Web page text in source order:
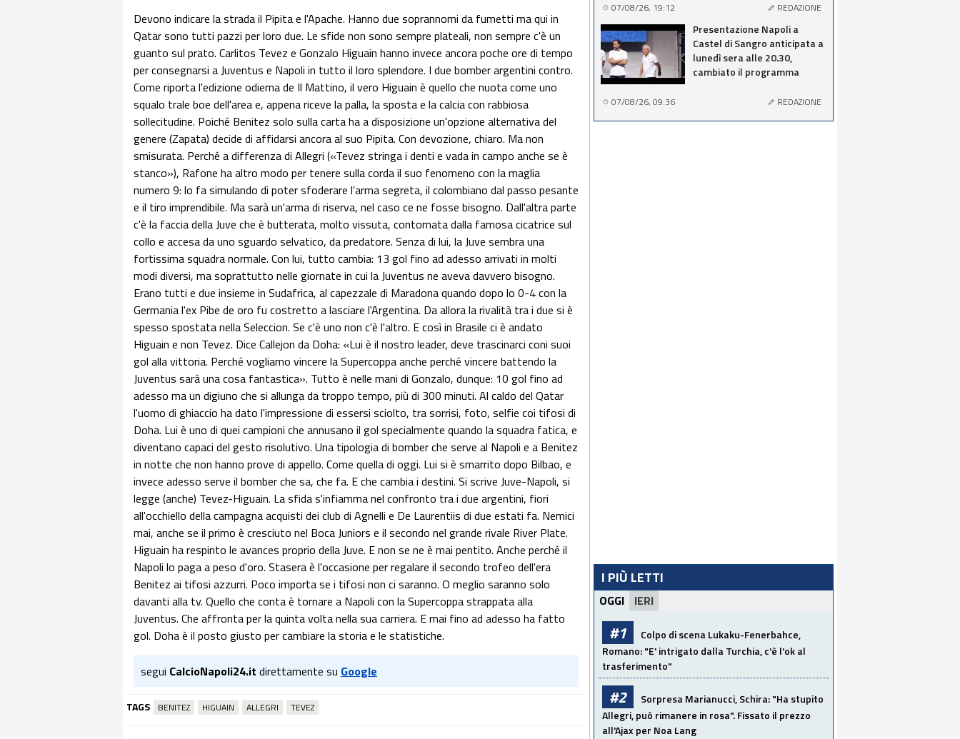
Devono indicare la strada il Pipita e l'Apache. Hanno due soprannomi da fumetti ma qui in
Qatar sono tutti pazzi per loro due. Le sfide non sono sempre plateali, non sempre c'è un
guanto sul prato. Carlitos Tevez e Gonzalo Higuain hanno invece ancora poche ore di tempo
per consegnarsi a Juventus e Napoli in tutto il loro splendore. I due bomber argentini contro.
Come riporta l'edizione odierna de Il Mattino, il vero Higuain è quello che nuota come uno
squalo trale boe dell'area e, appena riceve la palla, la sposta e la calcia con rabbiosa
sollecitudine. Poiché Benitez solo sulla carta ha a disposizione un'opzione alternativa del
genere (Zapata) decide di affidarsi ancora al suo Pipita. Con devozione, chiaro. Ma non
smisurata. Perché a differenza di Allegri («Tevez stringa i denti e vada in campo anche se è
stanco»), Rafone ha altro modo per tenere sulla corda il suo fenomeno con la maglia
numero 9: lo fa simulando di poter sfoderare l'arma segreta, il colombiano dal passo pesante
e il tiro imprendibile. Ma sarà un'arma di riserva, nel caso ce ne fosse bisogno. Dall'altra parte
c'è la faccia della Juve che è butterata, molto vissuta, contornata dalla famosa cicatrice sul
collo e accesa da uno sguardo selvatico, da predatore. Senza di lui, la Juve sembra una
fortissima squadra normale. Con lui, tutto cambia: 13 gol fino ad adesso arrivati in molti
modi diversi, ma soprattutto nelle giornate in cui la Juventus ne aveva davvero bisogno.
Erano tutti e due insieme in Sudafrica, al capezzale di Maradona quando dopo lo 0-4 con la
Germania l'ex Pibe de oro fu costretto a lasciare l'Argentina. Da allora la rivalità tra i due si è
spesso spostata nella Seleccion. Se c'è uno non c'è l'altro. E così in Brasile ci è andato
Higuain e non Tevez. Dice Callejon da Doha: «Lui è il nostro leader, deve trascinarci coni suoi
gol alla vittoria. Perché vogliamo vincere la Supercoppa anche perché vincere battendo la
Juventus sarà una cosa fantastica». Tutto è nelle mani di Gonzalo, dunque: 10 gol fino ad
adesso ma un digiuno che si allunga da troppo tempo, più di 300 minuti. Al caldo del Qatar
l'uomo di ghiaccio ha dato l'impressione di essersi sciolto, tra sorrisi, foto, selfie coi tifosi di
Doha. Lui è uno di quei campioni che annusano il gol specialmente quando la squadra fatica, e
diventano capaci del gesto risolutivo. Una tipologia di bomber che serve al Napoli e a Benitez
in notte che non hanno prove di appello. Come quella di oggi. Lui si è smarrito dopo Bilbao, e
invece adesso serve il bomber che sa, che fa. E che cambia i destini. Si scrive Juve-Napoli, si
legge (anche) Tevez-Higuain. La sfida s'infiamma nel confronto tra i due argentini, fiori
all'occhiello della campagna acquisti dei club di Agnelli e De Laurentiis di due estati fa. Nemici
mai, anche se il primo è cresciuto nel Boca Juniors e il secondo nel grande rivale River Plate.
Higuain ha respinto le avances proprio della Juve. E non se ne è mai pentito. Anche perché il
Napoli lo paga a peso d'oro. Stasera è l'occasione per regalare il secondo trofeo dell'era
Benitez ai tifosi azzurri. Poco importa se i tifosi non ci saranno. O meglio saranno solo
davanti alla tv. Quello che conta è tornare a Napoli con la Supercoppa strappata alla
Juventus. Che affronta per la quinta volta nella sua carriera. E mai fino ad adesso ha fatto
gol. Doha è il posto giusto per cambiare la storia e le statistiche.
segui CalcioNapoli24.it direttamente su Google
TAGS BENITEZ HIGUAIN ALLEGRI TEVEZ
07/08/26, 19:12 REDAZIONE
Presentazione Napoli a
Castel di Sangro anticipata a
lunedì sera alle 20.30,
cambiato il programma
07/08/26, 09:36 REDAZIONE
I PIÙ LETTI
OGGI IERI
#1
Colpo di scena Lukaku-Fenerbahce,
Romano: "E' intrigato dalla Turchia, c'è l'ok al
trasferimento"
#2
Sorpresa Marianucci, Schira: "Ha stupito
Allegri, può rimanere in rosa". Fissato il prezzo
all'Ajax per Noa Lang